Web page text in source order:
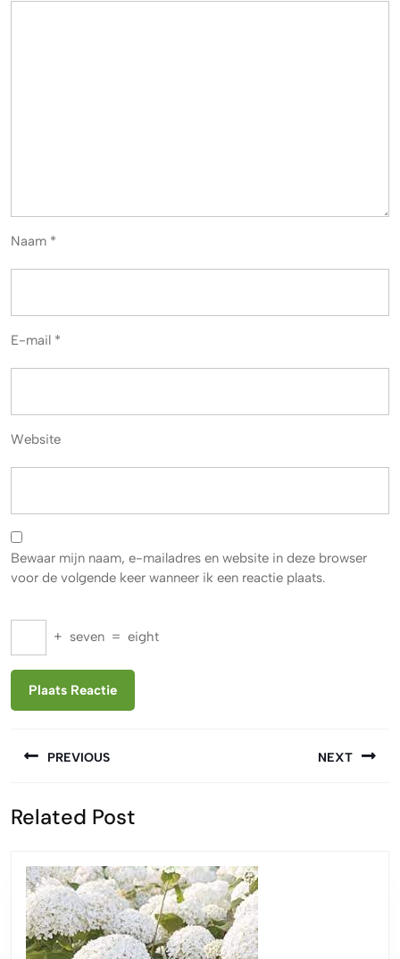
Naam *
E-mail *
Website
Bewaar mijn naam, e-mailadres en website in deze browser
voor de volgende keer wanneer ik een reactie plaats.
+ seven = eight
PREVIOUS
bericht:
NEXT
Related Post